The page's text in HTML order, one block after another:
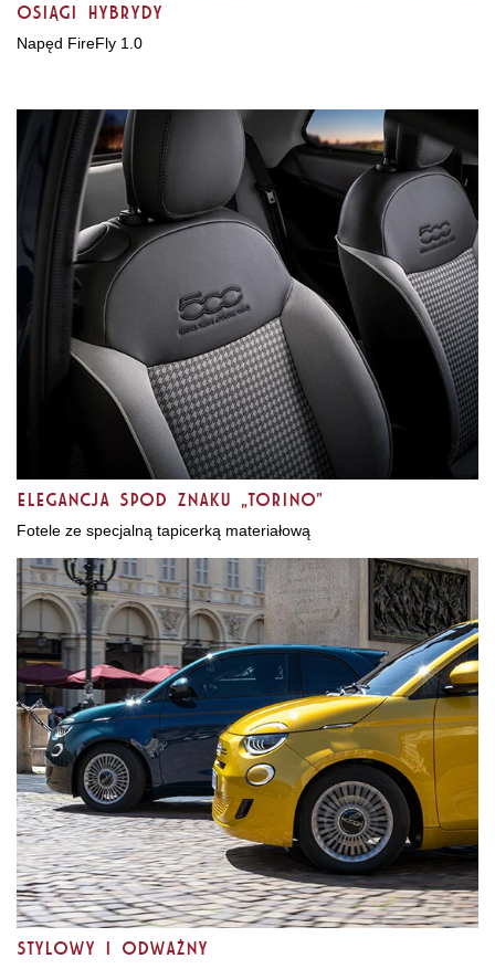
Osiągi hybrydy
Napęd FireFly 1.0
Elegancja spod znaku „Torino”
Fotele ze specjalną tapicerką materiałową
Stylowy i odważny